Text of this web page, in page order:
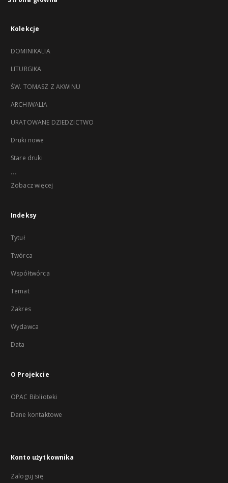
Kolekcje
DOMINIKALIA
LITURGIKA
ŚW. TOMASZ Z AKWINU
ARCHIWALIA
URATOWANE DZIEDZICTWO
Druki nowe
Stare druki
...
Zobacz więcej
Indeksy
Tytuł
Twórca
Współtwórca
Temat
Zakres
Wydawca
Data
O Projekcie
OPAC Biblioteki
Dane kontaktowe
Konto użytkownika
Zaloguj się